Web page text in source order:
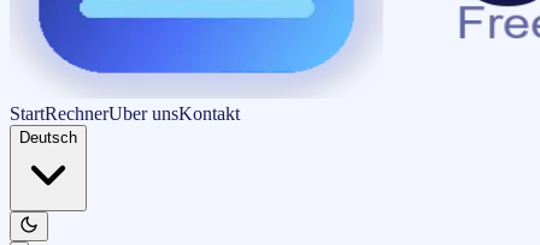
StartRechnerUber unsKontakt
Deutsch